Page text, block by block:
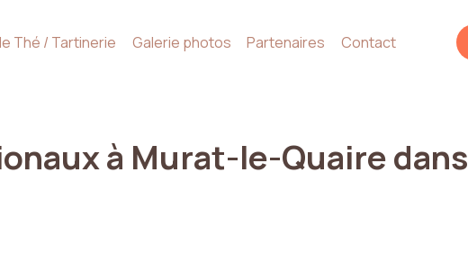
Thé / Tartinerie Galerie photos Partenaires Contact
à Murat-le-Quairedans